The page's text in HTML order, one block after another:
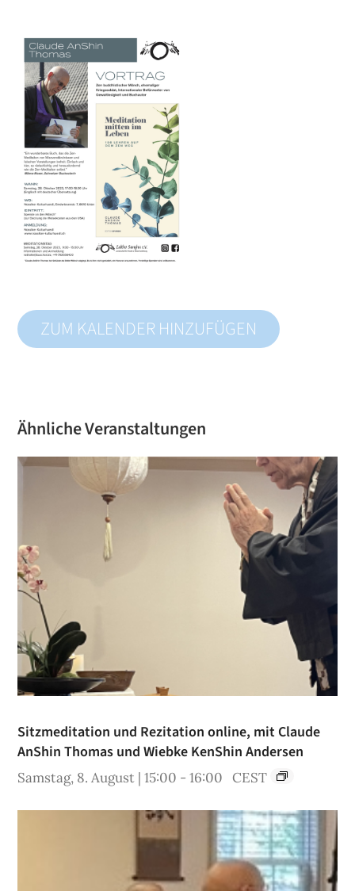
ZUM KALENDER HINZUFÜGEN
Ähnliche Veranstaltungen
Sitzmeditation und Rezitation online, mit Claude
AnShin Thomas und Wiebke KenShin Andersen
Samstag, 8. August | 15:00 -16:00 CEST